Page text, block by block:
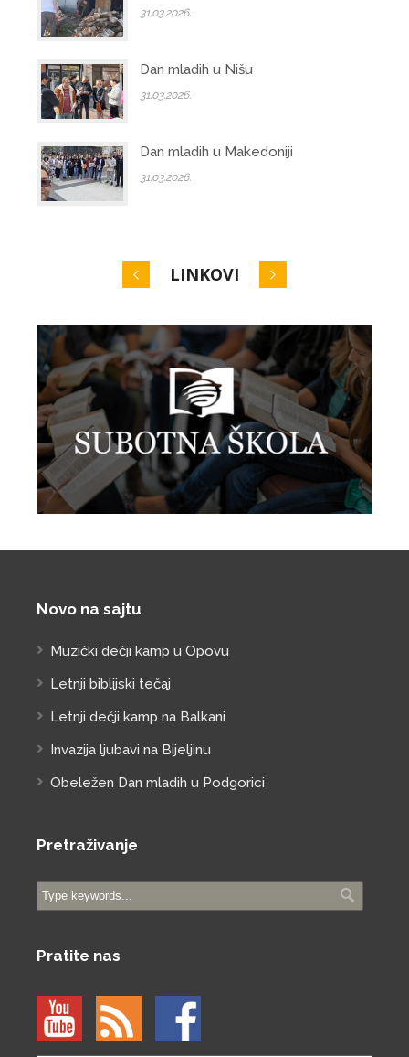
31.03.2026.
Dan mladih u Nišu
31.03.2026.
Dan mladih u Makedoniji
31.03.2026.
LINKOVI
Novo na sajtu
Muzički dečji kamp u Opovu
Letnji biblijski tečaj
Letnji dečji kamp na Balkani
Invazija ljubavi na Bijeljinu
Obeležen Dan mladih u Podgorici
Pretraživanje
Pratite nas